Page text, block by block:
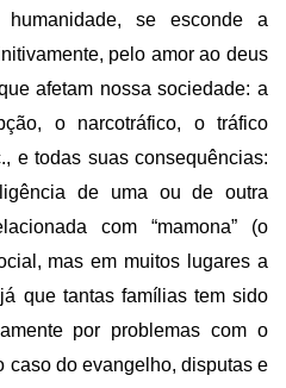
se esconde a
pelo amor ao deus
afetam nossa sociedade: a
o narcotráfico, o tráfico
e todas suas consequências:
de uma ou de outra
com “mamona” (o
mas em muitos lugares a
que tantas famílias tem sido
por problemas com o
caso do evangelho, disputas e